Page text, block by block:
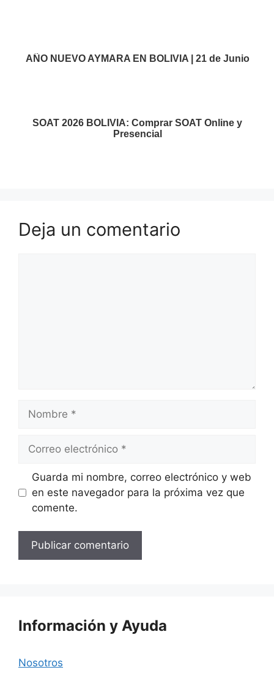
AÑO NUEVO AYMARA EN BOLIVIA | 21 de Junio
SOAT 2026 BOLIVIA: Comprar SOAT Online y
Presencial
Deja un comentario
electrónico
WebGuarda mi nombre, correo electrónico y web
en este navegador para la próxima vez que
comente.
Información y Ayuda
Nosotros